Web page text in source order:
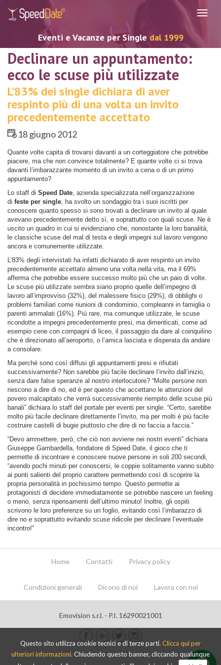
Eventi e Vacanze per Single dal 1999
Declinare un appuntamento:
ecco le scuse più utilizzate
L’83% dei single dichiara di aver
respinto più di una volta un invito
precedentemente accettato
18 giugno 2012
Quante volte capita di trovarsi davanti a un corteggiatore che potrebbe
piacere, ma che non convince totalmente? E quante volte ci si trova
davanti l’imbarazzante momento di un invito a cena o di un primo
appuntamento?
Lo staff di Speed Date, azienda specializzata nell’organizzazione
di feste per single, ha svolto un sondaggio tra i suoi iscritti per
conoscere quanto spesso si sono trovati a declinare un invito al quale
avevano precedentemente detto sì, e soprattutto con quali scuse. Ne è
uscito un quadro in cui si evidenziano che, nonostante la loro banalità,
le classiche scuse del mal di testa e degli impegni sul lavoro vengono
ancora e comunemente utilizzate.
L’83% degli intervistati ha infatti dichiarato di aver respinto un invito
precedentemente accettato almeno una volta nella vita, ma il 69%
afferma che potrebbe essere successo molto più che un paio di volte.
Le scuse più utilizzate sembra siano proprio quelle dell’impegno di
lavoro all’improvviso (32%), del malessere fisico (29%), di obblighi o
problemi familiari come riunioni di condominio, compleanni in famiglia o
parenti ammalati (16%). Più rare, ma comunque utilizzate, le scuse
ricondotte a impegni precedentemente presi, ma dimenticati, come ad
esempio cene con compagni di liceo, il passaggio da dare al coinquilino
che è direzionato all’aeroporto, o l’amica lasciata e disperata da andare
a consolare.
Ma perché sono così diffusi gli appuntamenti presi e rifiutati
successivamente? Non sarebbe più facile declinare l’invito dall’inizio,
senza dare false speranze al nostro interlocutore? “Molte persone non
riescono a dire di no, ed è per questo che accettano le attenzioni del
povero malcapitato che verrà successivamente riempito delle scuse più
banali” dichiara lo staff del portale per eventi per single. “Certo, sarebbe
molto più facile declinare direttamente l’invito, ma per molti è più facile
costruire castelli di bugie piuttosto che dire di no faccia a faccia.”
“Devo ammettere, però, che ciò non avviene nei nostri eventi” dichiara
Giuseppe Gambardella, fondatore di Speed Date, il gioco che ti
permette di incontrare e conoscere nuove persone in soli 200 secondi,
“avendo pochi minuti per conoscersi, le coppie solitamente vanno subito
ai punti salienti del proprio carattere permettendo così di scoprire la
propria personalità in pochissimo tempo. Questo permette ai
protagonisti di decidere immediatamente se potrebbe nascere un feeling
o meno, senza ripensamenti dell’ultimo minuto! Inoltre, gli ospiti
scrivono le loro preferenze su un foglio, evitando così l’imbarazzo di
dire no e soprattutto evitando scuse ridicole per declinare l’eventuale
incontro!”
Home Contatti Privacy policy
Condizioni generali Dicono di noi Lavora con noi
Emovision s.r.l. - P.I. 16290021001
Questo sito utilizza cookie tecnici e di terze parti. Clicca qui per
ulteriori informazioni. Chiudendo questo banner, cliccando qualunque